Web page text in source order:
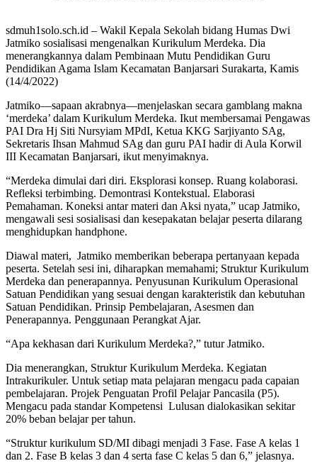
sdmuh1solo.sch.id – Wakil Kepala Sekolah bidang Humas Dwi
Jatmiko sosialisasi mengenalkan Kurikulum Merdeka. Dia
menerangkannya dalam Pembinaan Mutu Pendidikan Guru
Pendidikan Agama Islam Kecamatan Banjarsari Surakarta, Kamis
(14/4/2022)
Jatmiko—sapaan akrabnya—menjelaskan secara gamblang makna
‘merdeka’ dalam Kurikulum Merdeka. Ikut membersamai Pengawas
PAI Dra Hj Siti Nursyiam MPdI, Ketua KKG Sarjiyanto SAg,
Sekretaris Ihsan Mahmud SAg dan guru PAI hadir di Aula Korwil
III Kecamatan Banjarsari, ikut menyimaknya.
“Merdeka dimulai dari diri. Eksplorasi konsep. Ruang kolaborasi.
Refleksi terbimbing. Demontrasi Kontekstual. Elaborasi
Pemahaman. Koneksi antar materi dan Aksi nyata,” ucap Jatmiko,
mengawali sesi sosialisasi dan kesepakatan belajar peserta dilarang
menghidupkan handphone.
Diawal materi, Jatmiko memberikan beberapa pertanyaan kepada
peserta. Setelah sesi ini, diharapkan memahami; Struktur Kurikulum
Merdeka dan penerapannya. Penyusunan Kurikulum Operasional
Satuan Pendidikan yang sesuai dengan karakteristik dan kebutuhan
Satuan Pendidikan. Prinsip Pembelajaran, Asesmen dan
Penerapannya. Penggunaan Perangkat Ajar.
“Apa kekhasan dari Kurikulum Merdeka?,” tutur Jatmiko.
Dia menerangkan, Struktur Kurikulum Merdeka. Kegiatan
Intrakurikuler. Untuk setiap mata pelajaran mengacu pada capaian
pembelajaran. Projek Penguatan Profil Pelajar Pancasila (P5).
Mengacu pada standar Kompetensi Lulusan dialokasikan sekitar
20% beban belajar per tahun.
“Struktur kurikulum SD/MI dibagi menjadi 3 Fase. Fase A kelas 1
dan 2. Fase B kelas 3 dan 4 serta fase C kelas 5 dan 6,” jelasnya.